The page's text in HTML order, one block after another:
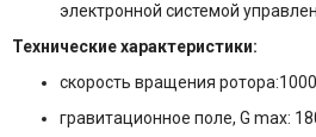
электронной системой
Технические характеристики:
скорость вращения
гравитационное поле, G max: